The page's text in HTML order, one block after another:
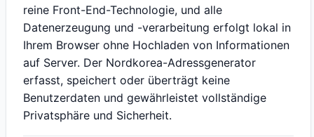
reine Front-End-Technologie, und alle
Datenerzeugung und -verarbeitung erfolgt lokal in
Ihrem Browser ohne Hochladen von Informationen
auf Server. Der Nordkorea-Adressgenerator
erfasst, speichert oder überträgt keine
Benutzerdaten und gewährleistet vollständige
Privatsphäre und Sicherheit.